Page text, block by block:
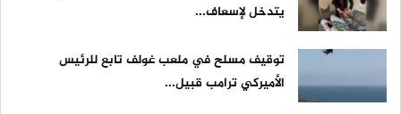
يتدخل لإسعاف...
توقيف مسلح في ملعب غولف تابع للرئيس
الأميركي ترامب قبيل...